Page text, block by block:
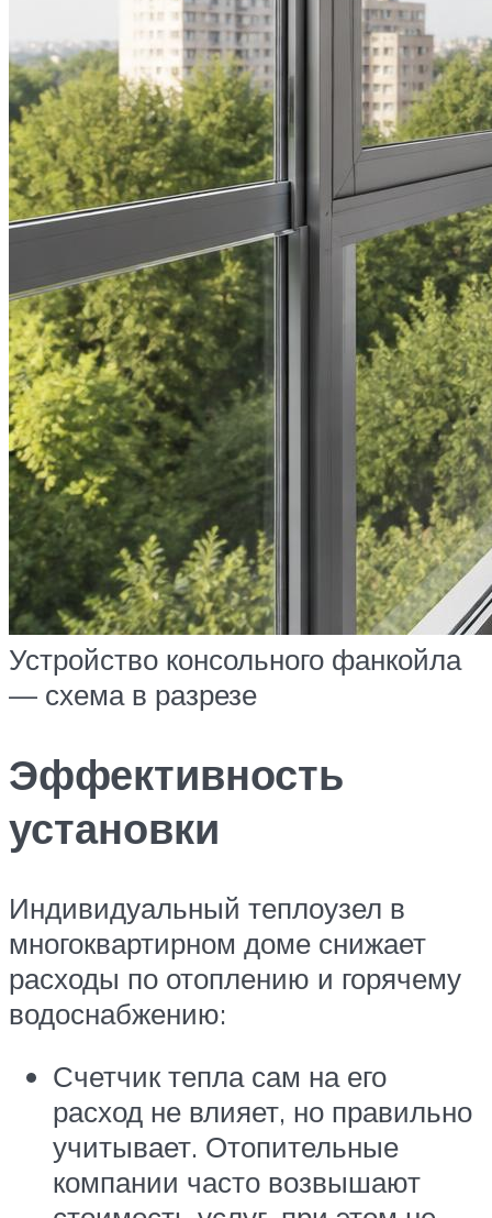
Устройство консольного фанкойла
— схема в разрезе
Эффективность
установки
Индивидуальный теплоузел в
многоквартирном доме снижает
расходы по отоплению и горячему
водоснабжению:
Счетчик тепла сам на его
расход не влияет, но правильно
учитывает. Отопительные
компании часто возвышают